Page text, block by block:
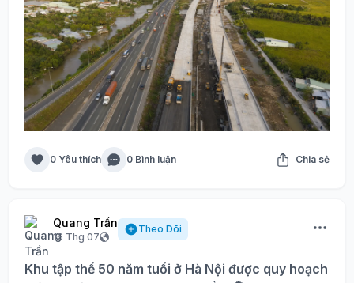
0 Yêu thích 0 Bình luận Chia sẻ
Quang Trần
16 Thg 07
Theo Dõi
Khu tập thể 50 năm tuổi ở Hà Nội được quy hoạch